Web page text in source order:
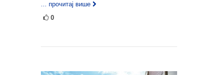
... прочитај више
0